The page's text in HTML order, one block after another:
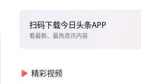
扫码下载今日头条APP
看最新、最热资讯内容
精彩视频